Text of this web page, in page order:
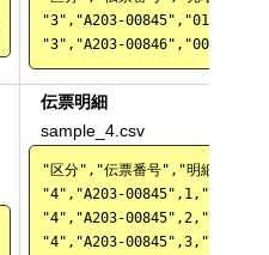
"3","A203-00845","012-
伝票明細
sample_4.csv
"区分","伝票番号","明細番号
"4","A203-
"4","A203-00845",2,"ACN-
"4","A203-00845",3,"LCN